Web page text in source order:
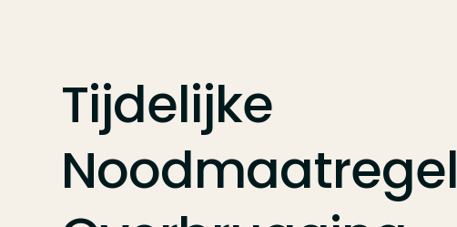
Tijdelijke
Noodmaatregel